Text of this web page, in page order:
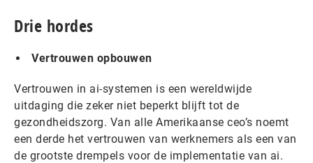
Drie hordes
Vertrouwen opbouwen
Vertrouwen in ai-systemen is een wereldwijde
uitdaging die zeker niet beperkt blijft tot de
gezondheidszorg. Van alle Amerikaanse ceo’s noemt
een derde het vertrouwen van werknemers als een van
de grootste drempels voor de implementatie van ai.